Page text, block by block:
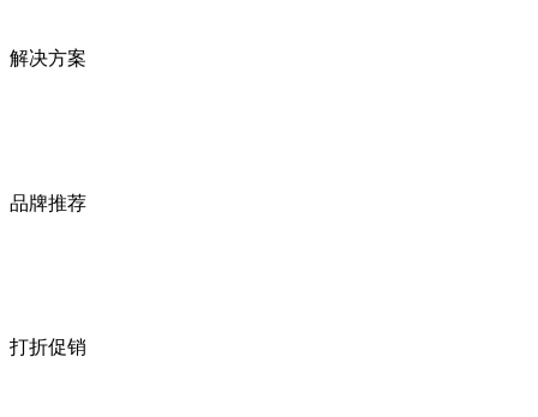
解决方案
品牌推荐
打折促销